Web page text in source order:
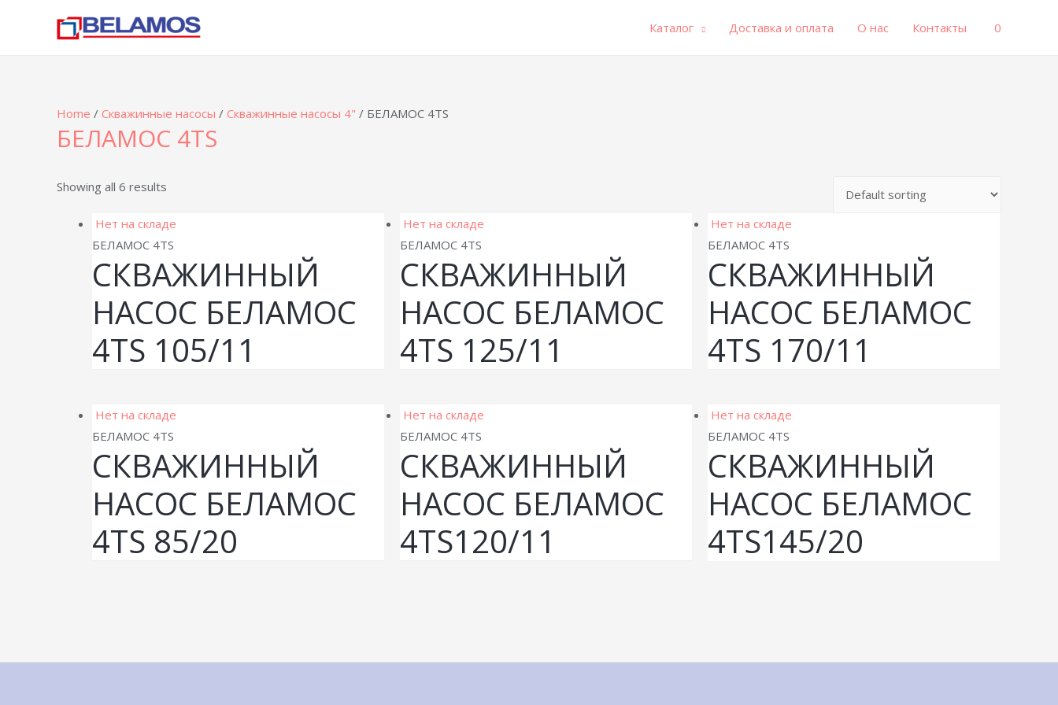
Каталог Доставка и оплата О нас Контакты 0
Home / Скважинные насосы / Скважинные насосы 4" / БЕЛАМОС 4TS
БЕЛАМОС 4TS
Showing all 6 results
Нет на складе
БЕЛАМОС 4TS
СКВАЖИННЫЙ
НАСОС БЕЛАМОС
4TS 105/11
Нет на складе
БЕЛАМОС 4TS
СКВАЖИННЫЙ
НАСОС БЕЛАМОС
4TS 125/11
Нет на складе
БЕЛАМОС 4TS
СКВАЖИННЫЙ
НАСОС БЕЛАМОС
4TS 170/11
Нет на складе
БЕЛАМОС 4TS
СКВАЖИННЫЙ
НАСОС БЕЛАМОС
4TS 85/20
Нет на складе
БЕЛАМОС 4TS
СКВАЖИННЫЙ
НАСОС БЕЛАМОС
4TS120/11
Нет на складе
БЕЛАМОС 4TS
СКВАЖИННЫЙ
НАСОС БЕЛАМОС
4TS145/20